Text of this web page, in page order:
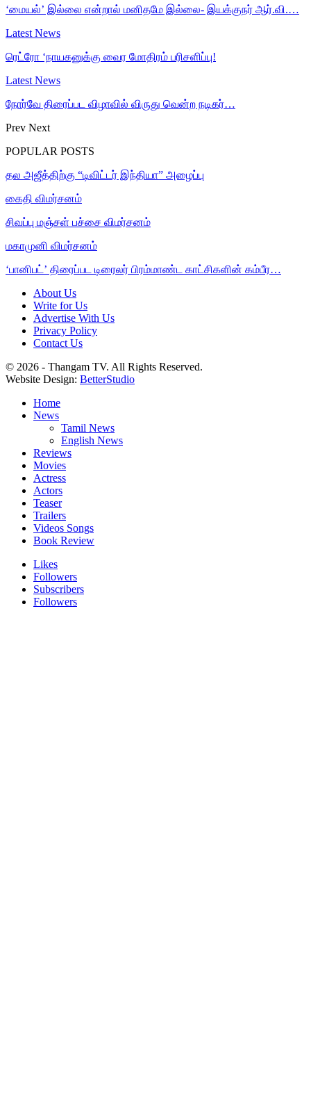
‘மையல்’ இல்லை என்றால் மனிதமே இல்லை- இயக்குநர் ஆர்.வி.…
Latest News
ரெட்ரோ ‘நாயகனுக்கு வைர மோதிரம் பரிசளிப்பு!
Latest News
நோர்வே திரைப்பட விழாவில் விருது வென்ற நடிகர்…
Prev Next
POPULAR POSTS
தல அஜீத்திற்கு “டிவிட்டர் இந்தியா” அழைப்பு
கைதி விமர்சனம்
சிவப்பு மஞ்சள் பச்சை விமர்சனம்
மகாமுனி விமர்சனம்
‘பானிபட்’ திரைப்பட டிரைலர் பிரம்மாண்ட காட்சிகளின் கம்பீர…
About Us
Write for Us
Advertise With Us
Privacy Policy
Contact Us
© 2026 - Thangam TV. All Rights Reserved.
Website Design: BetterStudio
Home
News
Tamil News
English News
Reviews
Movies
Actress
Actors
Teaser
Trailers
Videos Songs
Book Review
Likes
Followers
Subscribers
Followers